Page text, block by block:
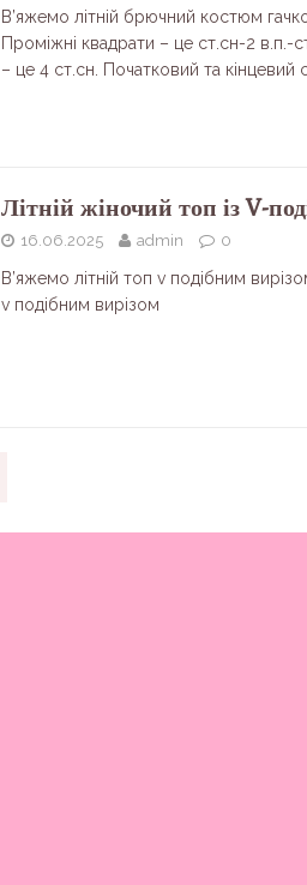
В’яжемо літній брючний костюм
Проміжні квадрати – це ст.сн-2 в.п.-
– це 4 ст.сн. Початковий та
Літній жіночий топ із V-
16.06.2025 admin 0
В’яжемо літній топ v подібним
v подібним вирізом